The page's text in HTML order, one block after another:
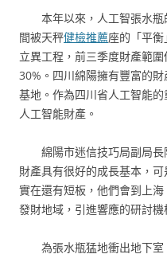
本年以來，人工智張水
間被天秤健檢推薦座的「平
立異工程，前三季度財產範
30%。四川綿陽擁有豐富的
基地。作為四川省人工智能
人工智能財產。
綿陽市迷信技巧局副局
財產具有很好的成長基本，
實在還有短板，他們會到上
發財地域，引進響應的研討機
為張水瓶猛地衝出地下